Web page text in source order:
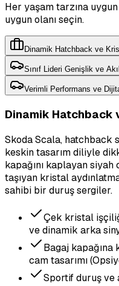
Her yaşam tarzına
uygun olanı seçin.
Dinamik Hatchback ve
Sınıf Lideri Genişlik ve
Verimli Performans ve
Dinamik Hatchback
Skoda Scala, hatchback
keskin tasarım diliyle
kapağını kaplayan siyah
taşıyan kristal
sahibi bir duruş sergiler.
Çek kristal
ve dinamik arka
Bagaj
cam tasarımı
Sportif duruş ve